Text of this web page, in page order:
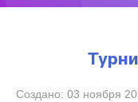
Создано: 03 ноября